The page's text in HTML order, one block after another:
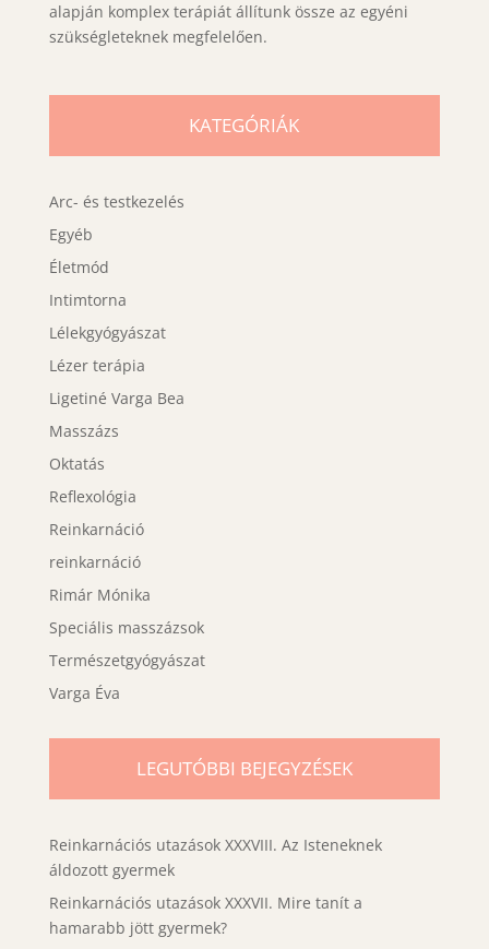
alapján komplex terápiát állítunk össze az egyéni
szükségleteknek megfelelően.
KATEGÓRIÁK
Arc- és testkezelés
Egyéb
Életmód
Intimtorna
Lélekgyógyászat
Lézer terápia
Ligetiné Varga Bea
Masszázs
Oktatás
Reflexológia
Reinkarnáció
reinkarnáció
Rimár Mónika
Speciális masszázsok
Természetgyógyászat
Varga Éva
LEGUTÓBBI BEJEGYZÉSEK
Reinkarnációs utazások XXXVIII. Az Isteneknek
áldozott gyermek
Reinkarnációs utazások XXXVII. Mire tanít a
hamarabb jött gyermek?